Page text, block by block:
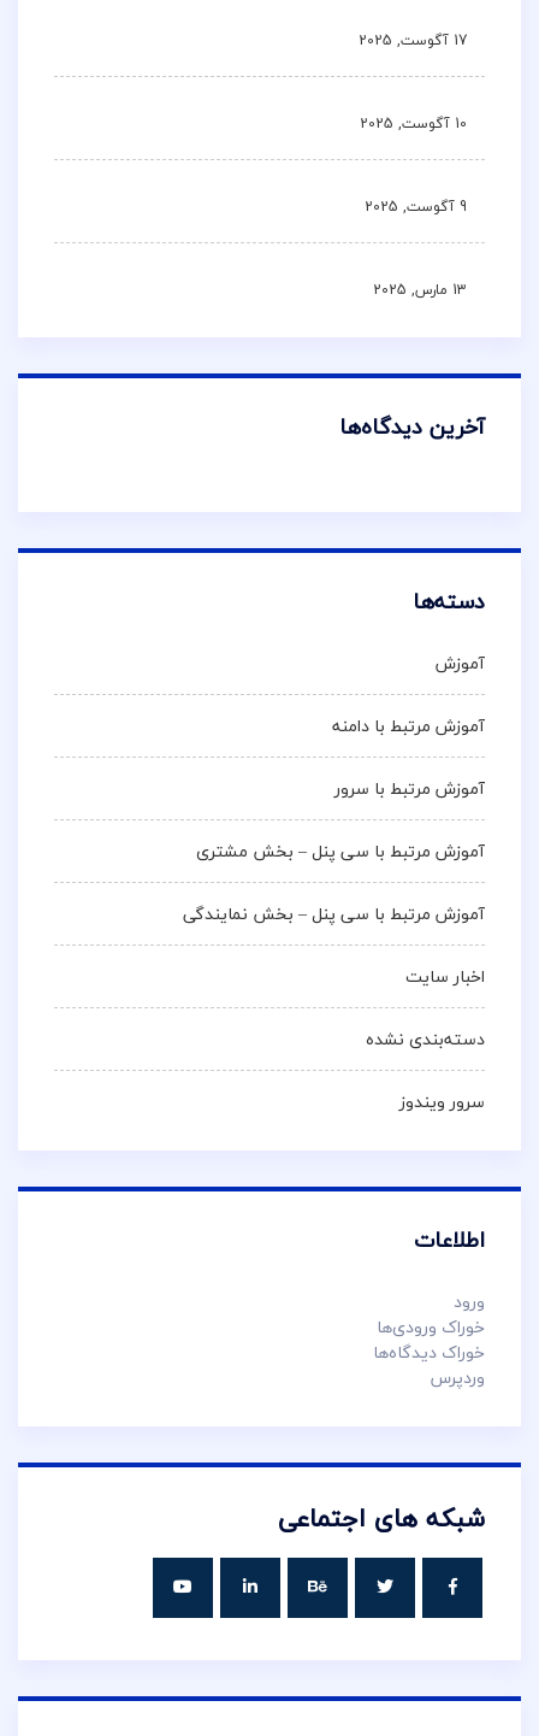
17 آگوست, 2025
10 آگوست, 2025
9 آگوست, 2025
13 مارس, 2025
آخرین دیدگاه‌ها
دسته‌ها
آموزش
آموزش مرتبط با دامنه
آموزش مرتبط با سرور
آموزش مرتبط با سی پنل – بخش مشتری
آموزش مرتبط با سی پنل – بخش نمایندگی
اخبار سایت
دسته‌بندی نشده
سرور ویندوز
اطلاعات
ورود
خوراک ورودی‌ها
خوراک دیدگاه‌ها
وردپرس
شبکه های اجتماعی